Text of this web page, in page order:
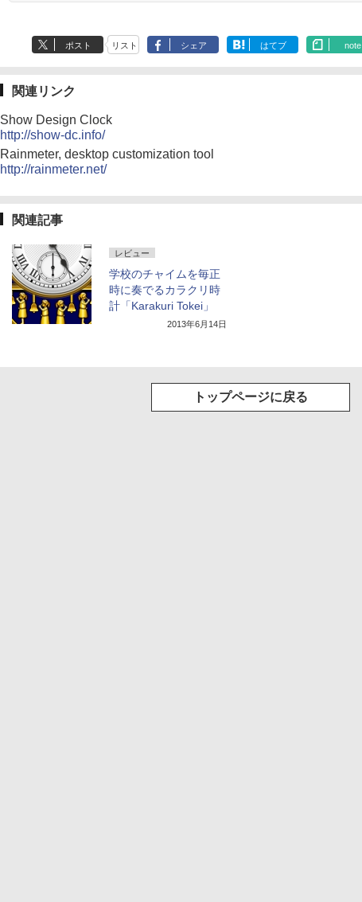
ポスト リスト シェア はてブ note
関連リンク
Show Design Clock
http://show-dc.info/
Rainmeter, desktop customization tool
http://rainmeter.net/
関連記事
レビュー
学校のチャイムを毎正
時に奏でるカラクリ時
計「Karakuri Tokei」
2013年6月14日
トップページに戻る